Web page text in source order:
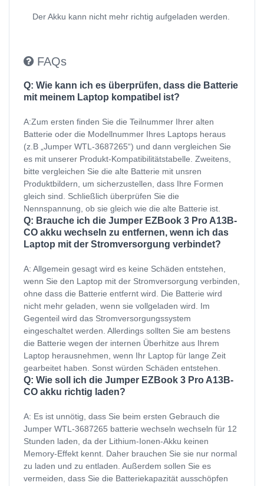
Der Akku kann nicht mehr richtig aufgeladen werden.
FAQs
Q: Wie kann ich es überprüfen, dass die Batterie
mit meinem Laptop kompatibel ist?
A:Zum ersten finden Sie die Teilnummer Ihrer alten
Batterie oder die Modellnummer Ihres Laptops heraus
(z.B „Jumper WTL-3687265“) und dann vergleichen Sie
es mit unserer Produkt-Kompatibilitätstabelle. Zweitens,
bitte vergleichen Sie die alte Batterie mit unsren
Produktbildern, um sicherzustellen, dass Ihre Formen
gleich sind. Schließlich überprüfen Sie die
Nennspannung, ob sie gleich wie die alte Batterie ist.
Q: Brauche ich die Jumper EZBook 3 Pro A13B-
CO akku wechseln zu entfernen, wenn ich das
Laptop mit der Stromversorgung verbindet?
A: Allgemein gesagt wird es keine Schäden entstehen,
wenn Sie den Laptop mit der Stromversorgung verbinden,
ohne dass die Batterie entfernt wird. Die Batterie wird
nicht mehr geladen, wenn sie vollgeladen wird. Im
Gegenteil wird das Stromversorgungssystem
eingeschaltet werden. Allerdings sollten Sie am bestens
die Batterie wegen der internen Überhitze aus Ihrem
Laptop herausnehmen, wenn Ihr Laptop für lange Zeit
gearbeitet haben. Sonst würden Schäden entstehen.
Q: Wie soll ich die Jumper EZBook 3 Pro A13B-
CO akku richtig laden?
A: Es ist unnötig, dass Sie beim ersten Gebrauch die
Jumper WTL-3687265 batterie wechseln wechseln für 12
Stunden laden, da der Lithium-Ionen-Akku keinen
Memory-Effekt kennt. Daher brauchen Sie sie nur normal
zu laden und zu entladen. Außerdem sollen Sie es
vermeiden, dass Sie die Batteriekapazität ausschöpfen